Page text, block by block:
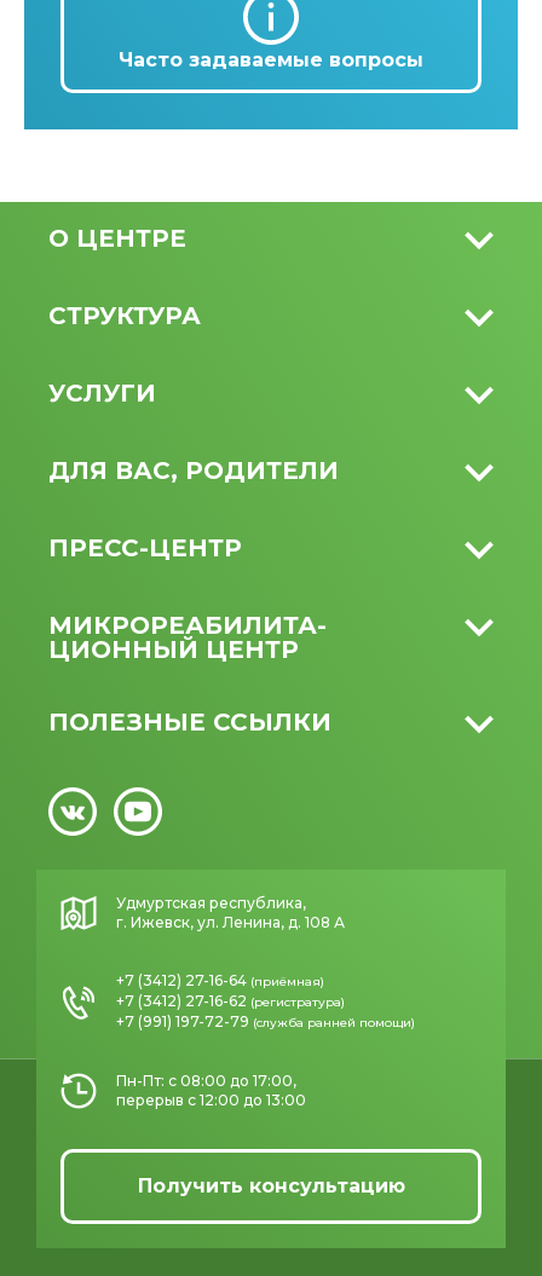
Часто задаваемые вопросы
О ЦЕНТРЕ
СТРУКТУРА
УСЛУГИ
ДЛЯ ВАС, РОДИТЕЛИ
ПРЕСС-ЦЕНТР
МИКРО­РЕАБИЛИТА­
ЦИОННЫЙ ЦЕНТР
ПОЛЕЗНЫЕ ССЫЛКИ
Удмуртская республика,
г. Ижевск, ул. Ленина, д. 108 А
+7 (3412) 27-16-64 (приёмная)
+7 (3412) 27-16-62 (регистратура)
+7 (991) 197-72-79 (служба ранней помощи)
Пн-Пт: с 08:00 до 17:00,
перерыв с 12:00 до 13:00
Получить консультацию